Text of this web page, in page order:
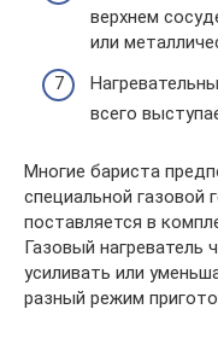
верхнем
или
всего
Многие бариста
специальной газовой
поставляется в
Газовый нагреватель
усиливать или
разный режим